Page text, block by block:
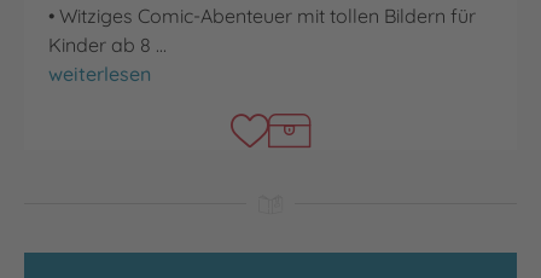
• Witziges Comic-Abenteuer mit tollen Bildern für
Kinder ab 8 …
Smilla und die Superhirne
weiterlesen